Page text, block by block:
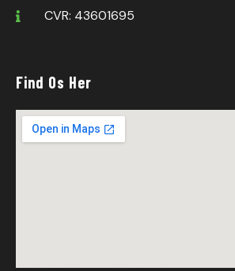
CVR: 43601695
Find Os Her